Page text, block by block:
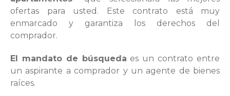
ofertas para usted. Este contrato está muy
enmarcado y garantiza los derechos del
comprador.
El mandato de búsqueda es un contrato entre
un aspirante a comprador y un agente de bienes
raíces.